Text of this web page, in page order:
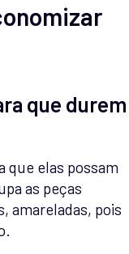
que durem
que elas possam
as peças
amareladas, pois